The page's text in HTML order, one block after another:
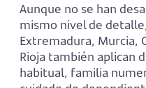
Aunque no se han
mismo nivel de
Extremadura, Murcia,
Rioja también aplican
habitual, familia